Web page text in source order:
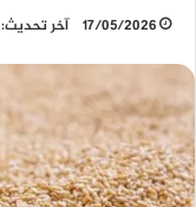
17/05/2026 آخر تحديث: 17/05/2026